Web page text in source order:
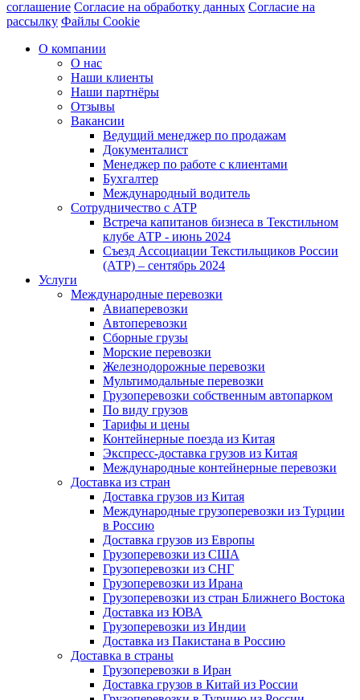
соглашение Согласие на обработку данных Согласие на
рассылку Файлы Cookie
О компании
О нас
Наши клиенты
Наши партнёры
Отзывы
Вакансии
Ведущий менеджер по продажам
Документалист
Менеджер по работе с клиентами
Бухгалтер
Международный водитель
Сотрудничество с АТР
Встреча капитанов бизнеса в Текстильном
клубе АТР - июнь 2024
Съезд Ассоциации Текстильщиков России
(АТР) – сентябрь 2024
Услуги
Международные перевозки
Авиаперевозки
Автоперевозки
Сборные грузы
Морские перевозки
Железнодорожные перевозки
Мультимодальные перевозки
Грузоперевозки собственным автопарком
По виду грузов
Тарифы и цены
Контейнерные поезда из Китая
Экспресс-доставка грузов из Китая
Международные контейнерные перевозки
Доставка из стран
Доставка грузов из Китая
Международные грузоперевозки из Турции
в Россию
Доставка грузов из Европы
Грузоперевозки из США
Грузоперевозки из СНГ
Грузоперевозки из Ирана
Грузоперевозки из стран Ближнего Востока
Доставка из ЮВА
Грузоперевозки из Индии
Доставка из Пакистана в Россию
Доставка в страны
Грузоперевозки в Иран
Доставка грузов в Китай из России